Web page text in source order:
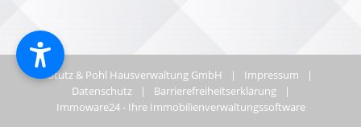
Stutz & Pohl Hausverwaltung GmbH | Impressum
|
Datenschutz
| Barrierefreiheitserklärung
|
Immoware24 - Ihre Immobilienverwaltungssoftware